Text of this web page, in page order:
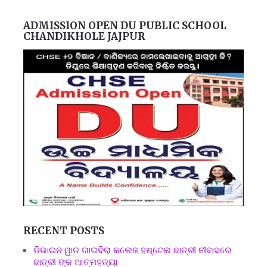
ADMISSION OPEN DU PUBLIC SCHOOL
CHANDIKHOLE JAJPUR
RECENT POSTS
ଡିଭାଇନ ୱାଡ ଗାଇବିରା କଲେଜ ହଷ୍ଟେଲ ଛାତ୍ରୀ ନୀବାସରେ
ଛାତ୍ରୀ ଙ୍କ ଆତ୍ମହତ୍ୟା